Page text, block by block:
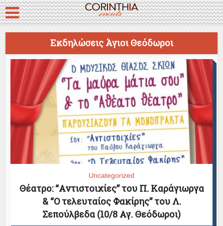
Εκδηλώσεις Άγιοι Θεόδωροι
Uncategorized
Θέατρο: “Αντιστοιχίες” του Π. Καράγιωργα
& “Ο τελευταίος Φακίρης” του Λ.
Σεπούλβεδα (10/8 Αγ. Θεόδωροι)